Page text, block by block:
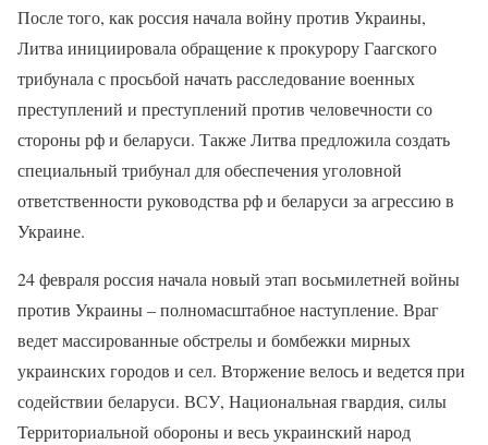
После того, как россия начала войну против Украины,
Литва инициировала обращение к прокурору Гаагского
трибунала с просьбой начать расследование военных
преступлений и преступлений против человечности со
стороны рф и беларуси. Также Литва предложила создать
специальный трибунал для обеспечения уголовной
ответственности руководства рф и беларуси за агрессию в
Украине.
24 февраля россия начала новый этап восьмилетней войны
против Украины – полномасштабное наступление. Враг
ведет массированные обстрелы и бомбежки мирных
украинских городов и сел. Вторжение велось и ведется при
содействии беларуси. ВСУ, Национальная гвардия, силы
Территориальной обороны и весь украинский народ